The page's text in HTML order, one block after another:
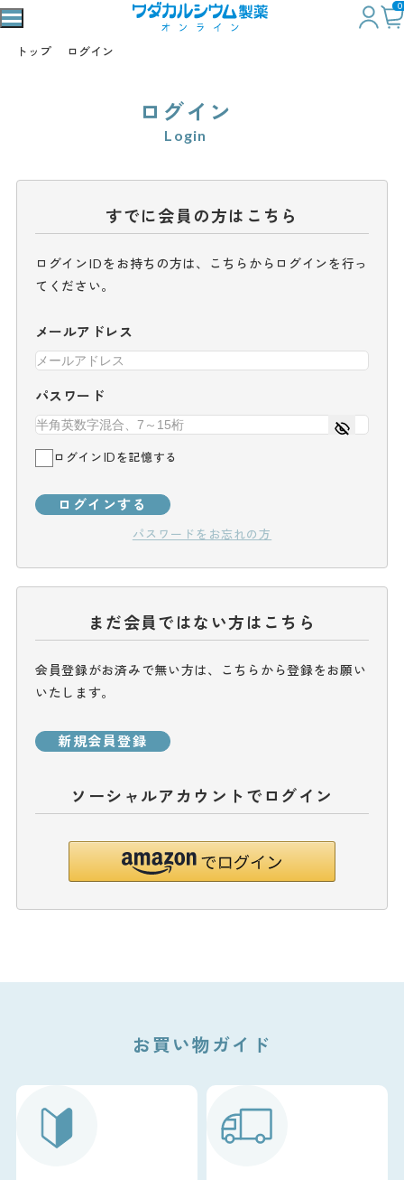
0
トップ ログイン
ログイン
Login
すでに会員の方はこちら
ログインIDをお持ちの方は、こちらからログインを行っ
てください。
メールアドレス
パスワード
ログインIDを記憶する
ログインする
パスワードをお忘れの方
まだ会員ではない方はこちら
会員登録がお済みで無い方は、こちらから登録をお願い
いたします。
新規会員登録
ソーシャルアカウントでログイン
お買い物ガイド